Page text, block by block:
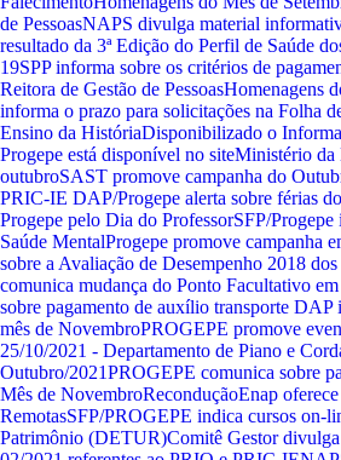
de PessoasNAPS divulga material
resultado da 3ª Edição do Perfil de Saúde
19SPP informa sobre os critérios de
Reitora de Gestão de PessoasHomenagens
informa o prazo para solicitações na Folha
Ensino da HistóriaDisponibilizado o
Progepe está disponível no siteMinistério da
outubroSAST promove campanha do
PRIC-IE DAP/Progepe alerta sobre férias
Progepe pelo Dia do ProfessorSFP/
Saúde MentalProgepe promove campanha
sobre a Avaliação de Desempenho 2018
comunica mudança do Ponto Facultativo
sobre pagamento de auxílio transporte DAP
mês de NovembroPROGEPE promove
25/10/2021 - Departamento de Piano e
Outubro/2021PROGEPE comunica sobre
Mês de NovembroReconduçãoEnap
RemotasSFP/PROGEPE indica cursos on-
Patrimônio (DETUR)Comitê Gestor